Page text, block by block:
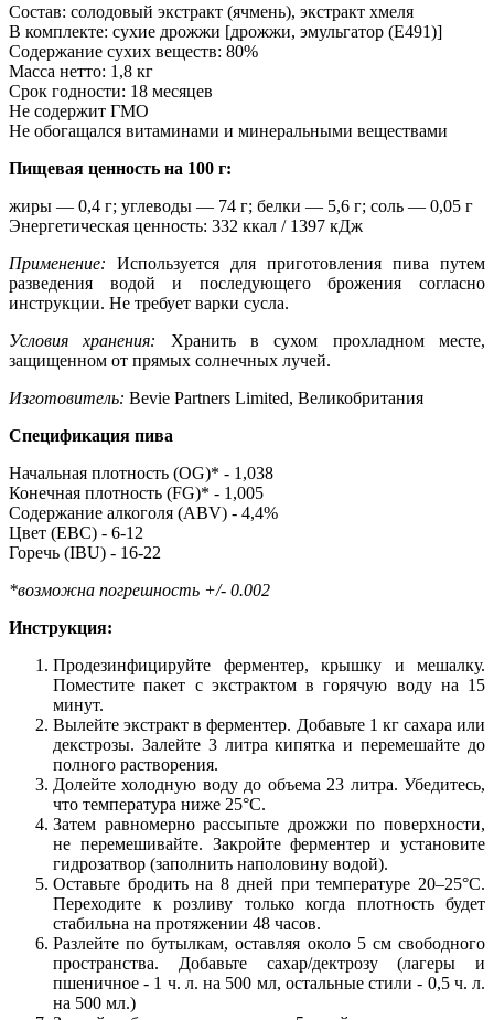
Состав: солодовый экстракт (ячмень), экстракт хмеля
В комплекте: сухие дрожжи [дрожжи, эмульгатор (E491)]
Содержание сухих веществ: 80%
Масса нетто: 1,8 кг
Срок годности: 18 месяцев
Не содержит ГМО
Не обогащался витаминами и минеральными веществами
Пищевая ценность на 100 г:
жиры — 0,4 г; углеводы — 74 г; белки — 5,6 г; соль — 0,05 г
Энергетическая ценность: 332 ккал / 1397 кДж
Применение: Используется для приготовления пива путем
разведения водой и последующего брожения согласно
инструкции. Не требует варки сусла.
Условия хранения: Хранить в сухом прохладном месте,
защищенном от прямых солнечных лучей.
Изготовитель: Bevie Partners Limited, Великобритания
Спецификация пива
Начальная плотность (OG)* - 1,038
Конечная плотность (FG)* - 1,005
Содержание алкоголя (ABV) - 4,4%
Цвет (EBC) - 6-12
Горечь (IBU) - 16-22
*возможна погрешность +/- 0.002
Инструкция:
Продезинфицируйте ферментер, крышку и мешалку.
Поместите пакет с экстрактом в горячую воду на 15
минут.
Вылейте экстракт в ферментер. Добавьте 1 кг сахара или
декстрозы. Залейте 3 литра кипятка и перемешайте до
полного растворения.
Долейте холодную воду до объема 23 литра. Убедитесь,
что температура ниже 25°C.
Затем равномерно рассыпьте дрожжи по поверхности,
не перемешивайте. Закройте ферментер и установите
гидрозатвор (заполнить наполовину водой).
Оставьте бродить на 8 дней при температуре 20–25°C.
Переходите к розливу только когда плотность будет
стабильна на протяжении 48 часов.
Разлейте по бутылкам, оставляя около 5 см свободного
пространства. Добавьте сахар/дектрозу (лагеры и
пшеничное - 1 ч. л. на 500 мл, остальные стили - 0,5 ч. л.
на 500 мл.)